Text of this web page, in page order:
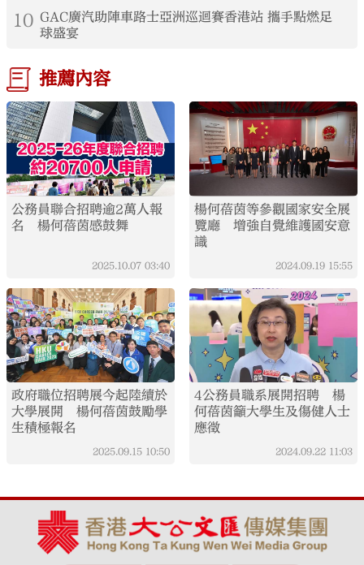
10 GAC廣汽助陣車路士亞洲巡迴賽香港站 攜手點燃足
球盛宴
推薦內容
公務員聯合招聘逾2萬人報
名 楊何蓓茵感鼓舞
2025.10.07 03:40
楊何蓓茵等參觀國家安全展
覽廳 增強自覺維護國安意
識
2024.09.19 15:55
政府職位招聘展今起陸續於
大學展開 楊何蓓茵鼓勵學
生積極報名
2025.09.15 10:50
4公務員職系展開招聘 楊
何蓓茵籲大學生及傷健人士
應徵
2024.09.22 11:03